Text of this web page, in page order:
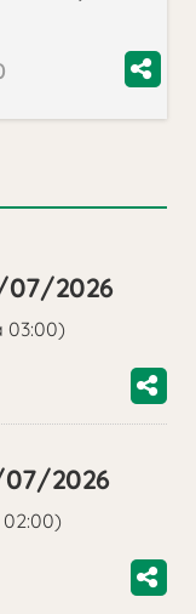
07/2026
03:00)
07/2026
02:00)